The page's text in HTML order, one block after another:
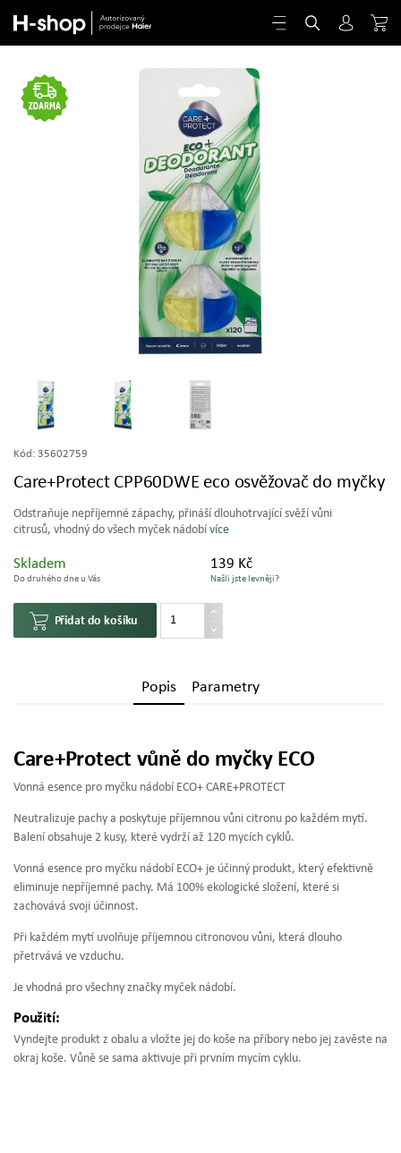
Kód: 35602759
Care+Protect CPP60DWE eco osvěžovač do myčky
Odstraňuje nepříjemné zápachy, přináší dlouhotrvající svěží vůni
citrusů, vhodný do všech myček nádobí více
Skladem
Do druhého dne u Vás
139 Kč
Našli jste levněji?
Přidat do košíku
Popis Parametry
Care+Protect vůně do myčky ECO
Vonná esence pro myčku nádobí ECO+ CARE+PROTECT
Neutralizuje pachy a poskytuje příjemnou vůni citronu po každém mytí.
Balení obsahuje 2 kusy, které vydrží až 120 mycích cyklů.
Vonná esence pro myčku nádobí ECO+ je účinný produkt, který efektivně
eliminuje nepříjemné pachy. Má 100% ekologické složení, které si
zachovává svoji účinnost.
Při každém mytí uvolňuje příjemnou citronovou vůni, která dlouho
přetrvává ve vzduchu.
Je vhodná pro všechny značky myček nádobí.
Použití:
Vyndejte produkt z obalu a vložte jej do koše na příbory nebo jej zavěste na
okraj koše. Vůně se sama aktivuje při prvním mycím cyklu.